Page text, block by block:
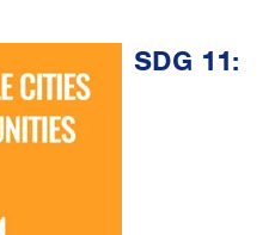
SDG 11: